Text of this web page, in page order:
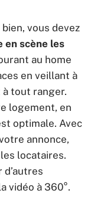
vous devez
en scène les
au home
en veillant à
tout ranger.
logement, en
optimale. Avec
annonce,
locataires.
vidéo à 360°.